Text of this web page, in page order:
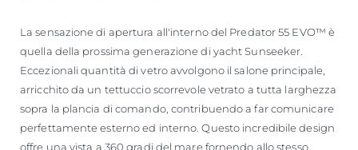
La sensazione di apertura all'interno del Predator 55 EVO™ è
quella della prossima generazione di yacht Sunseeker.
Eccezionali quantità di vetro avvolgono il salone principale,
arricchito da un tettuccio scorrevole vetrato a tutta larghezza
sopra la plancia di comando, contribuendo a far comunicare
perfettamente esterno ed interno. Questo incredibile design
offre una vista a 360 gradi del mare fornendo allo stesso